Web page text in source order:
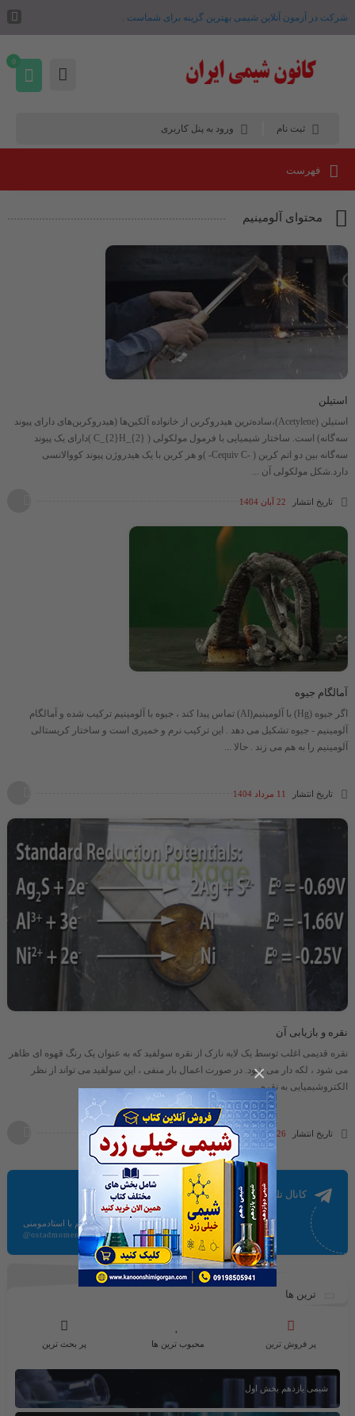
×
شرکت در آزمون آنلاین شیمی بهترین گزینه برای شماست .
ثبت نام ورود به پنل کاربری
0
فهرست
محتوای آلومینیم
استیلن
استیلن (Acetylene)،ساده‌ترین هیدروکربن از خانواده آلكین‌ها (هیدروکربن‌های دارای پیوند
سه‌گانه) است. ساختار شیمیایی با فرمول مولکولی ​​( C_{2}H_{2} )​دارای یک پیوند
سه‌گانه بین دو اتم کربن ​( -Cequiv C- )​و هر کربن با یک هیدروژن پیوند کووالانسی
دارد.شکل مولکولی آن ...
تاریخ انتشار 22 آبان 1404
آمالگام جیوه
اگر جیوه (Hg) با آلومینیم(Al) تماس پیدا کند ، جیوه با آلومینیم ترکیب شده و آمالگام
آلومینیم - جیوه تشکیل می دهد . این ترکیب نرم و خمیری است و ساختار کریستالی
آلومینیم را به هم می زند . حالا ...
تاریخ انتشار 11 مرداد 1404
نقره و بازیابی آن
نقره قدیمی اغلب توسط یک لایه نازک از نقره سولفید که به عنوان یک رنگ قهوه ای ظاهر
می شود ، لکه دار می شود. در صورت اعمال بار منفی ، این سولفید می تواند از نظر
الکتروشیمیایی به نقره ...
تاریخ انتشار 26 دی 1399
کانال تلگرام
ارتباط مستقیم با استادمومنی
@ostadmomeni
ترین ها
پر فروش ترین محبوب ترین ها پر بحث ترین
شیمی یازدهم بخش اول